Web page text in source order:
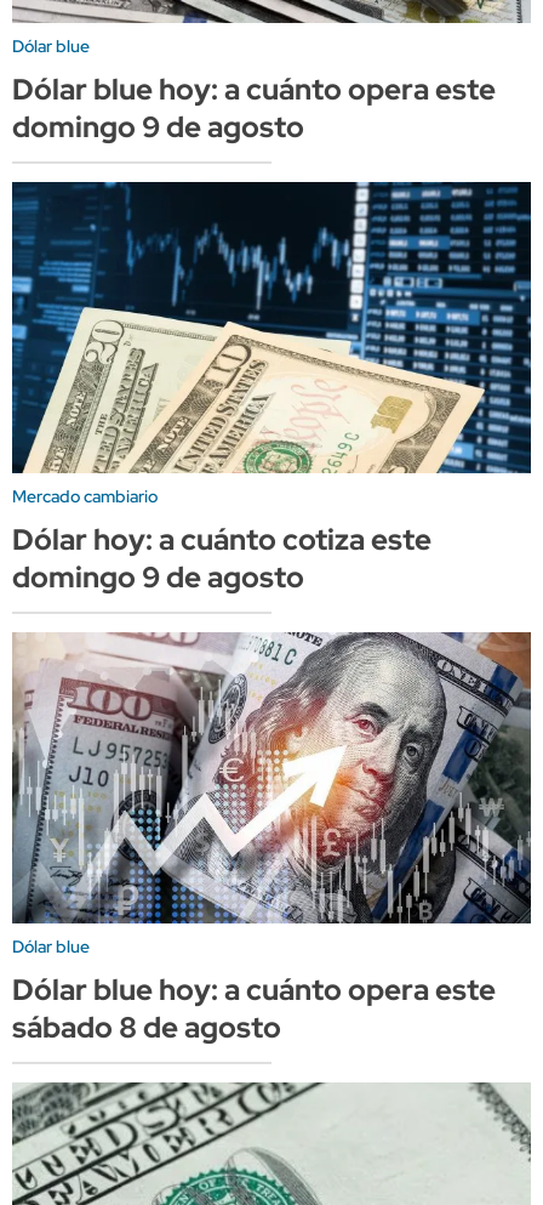
Dólar blue
Dólar blue hoy: a cuánto opera este
domingo 9 de agosto
Mercado cambiario
Dólar hoy: a cuánto cotiza este
domingo 9 de agosto
Dólar blue
Dólar blue hoy: a cuánto opera este
sábado 8 de agosto